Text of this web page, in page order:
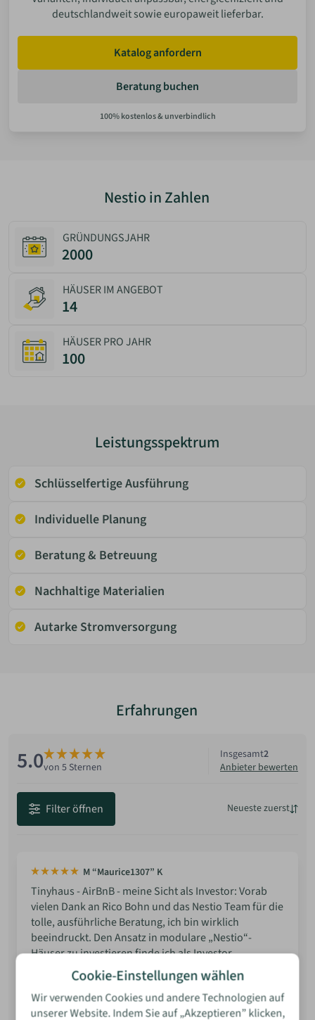
deutschlandweit sowie europaweit lieferbar.
Katalog anfordern
Beratung buchen
Nestio in Zahlen
GRÜNDUNGSJAHR
2000
HÄUSER IM ANGEBOT
14
HÄUSER PRO JAHR
100
Leistungsspektrum
Schlüsselfertige Ausführung
Individuelle Planung
Beratung & Betreuung
Nachhaltige Materialien
Autarke Stromversorgung
Erfahrungen
5.0von 5 Sternen
Insgesamt2
Anbieter bewerten
Filter öffnen
Neueste zuerst
Niedrigste Bewertung
M “Maurice1307” K
Tinyhaus - AirBnB - meine Sicht als Investor: Vorab
vielen Dank an Rico Bohn und das Nestio Team für die
tolle, ausführliche Beratung, ich bin wirklich
beeindruckt. Den Ansatz in modulare „Nestio“-
Häuser zu investieren finde ich als Investor
interessant – sowohl in Bezug auf Rendite als auch
auf die Gästeerfahrung sehe ich hier großes
Potential. Diese kompakten, aber äußerst
funktionalen Häuser bieten eine ideale Möglichkeit,
Bewertung
Cookie-Einstellungen wählen
Wir verwenden Cookies und andere Technologien auf
unserer Website. Indem Sie auf „Akzeptieren” klicken,